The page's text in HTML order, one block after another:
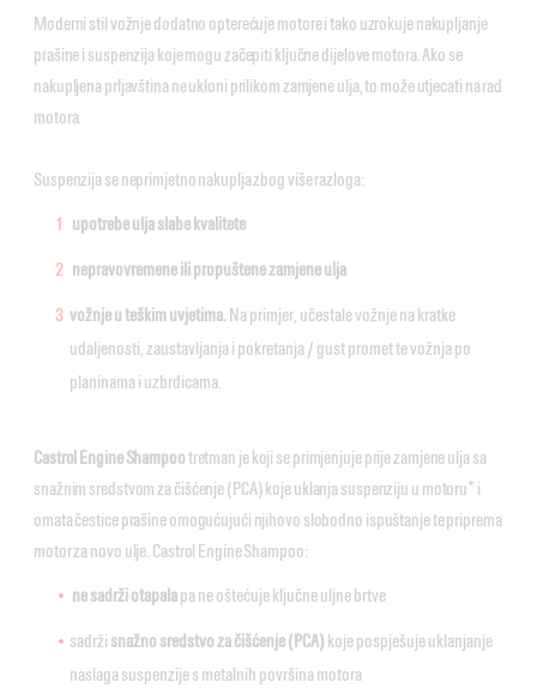
Moderni stil vožnje dodatno opterećuje motore i tako uzrokuje nakupljanje
prašine i suspenzija koje mogu začepiti ključne dijelove motora. Ako se
nakupljena prljavština ne ukloni prilikom zamjene ulja, to može utjecati na rad
motora.
Suspenzija se neprimjetno nakuplja zbog više razloga:
upotrebe ulja slabe kvalitete
nepravovremene ili propuštene zamjene ulja
vožnje u teškim uvjetima. Na primjer, učestale vožnje na kratke
udaljenosti, zaustavljanja i pokretanja / gust promet te vožnja po
planinama i uzbrdicama.
Castrol Engine Shampootretman je koji se primjenjuje prije zamjene ulja sa
snažnim sredstvom za čišćenje (PCA) koje uklanja suspenziju u motoru* i
omata čestice prašine omogućujući njihovo slobodno ispuštanje te priprema
motor za novo ulje. Castrol Engine Shampoo:
ne sadrži otapalapa ne oštećuje ključne uljne brtve
sadrži snažno sredstvo za čišćenje (PCA) koje pospješuje uklanjanje
naslaga suspenzije s metalnih površina motora